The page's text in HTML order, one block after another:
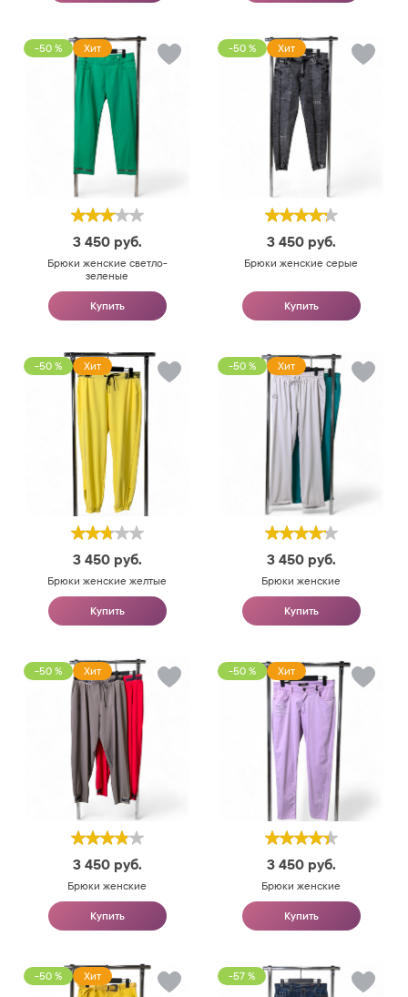
-50 % Хит
3 450 руб.
Брюки женские светло-
зеленые
Купить
-50 % Хит
3 450 руб.
Брюки женские серые
Купить
-50 % Хит
3 450 руб.
Брюки женские желтые
Купить
-50 % Хит
3 450 руб.
Брюки женские
Купить
-50 % Хит
3 450 руб.
Брюки женские
Купить
-50 % Хит
3 450 руб.
Брюки женские
Купить
-50 % Хит -57 %